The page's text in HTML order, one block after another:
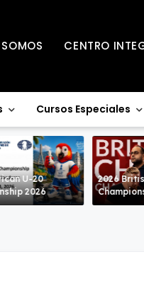
CENTRO
Cursos Especiales
U-20
2026
2026